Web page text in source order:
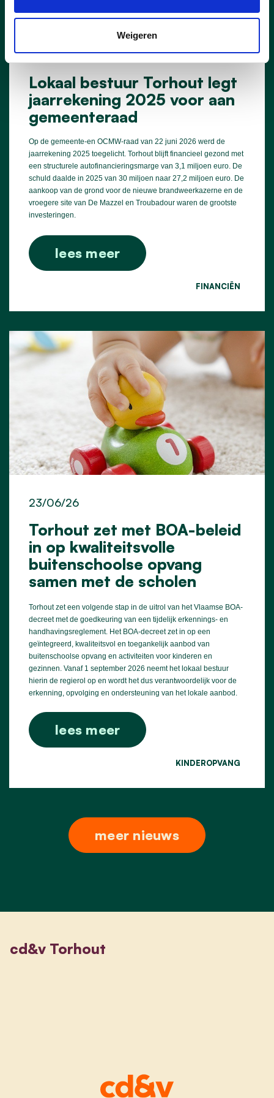
Weigeren
Lokaal bestuur Torhout legt
jaarrekening 2025 voor aan
gemeenteraad
24/06/26
Op de gemeente-en OCMW-raad van 22 juni 2026 werd de
jaarrekening 2025 toegelicht. Torhout blijft financieel gezond met
een structurele autofinancieringsmarge van 3,1 miljoen euro. De
schuld daalde in 2025 van 30 miljoen naar 27,2 miljoen euro. De
aankoop van de grond voor de nieuwe brandweerkazerne en de
vroegere site van De Mazzel en Troubadour waren de grootste
investeringen.
lees meer
FINANCIËN
Torhout zet met BOA-beleid
in op kwaliteitsvolle
buitenschoolse opvang
samen met de scholen
23/06/26
Torhout zet een volgende stap in de uitrol van het Vlaamse BOA-
decreet met de goedkeuring van een tijdelijk erkennings- en
handhavingsreglement. Het BOA-decreet zet in op een
geïntegreerd, kwaliteitsvol en toegankelijk aanbod van
buitenschoolse opvang en activiteiten voor kinderen en
gezinnen. Vanaf 1 september 2026 neemt het lokaal bestuur
hierin de regierol op en wordt het dus verantwoordelijk voor de
erkenning, opvolging en ondersteuning van het lokale aanbod.
lees meer
KINDEROPVANG
meer nieuws
cd&v Torhout